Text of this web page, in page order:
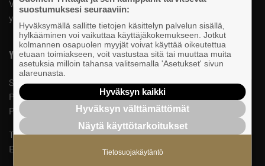
Valtakunnallista, alueellista ja paikallista vaikuttamista pk-
yrittäjien puolesta.
Yhteystiedot
Suomen Yrittäjät
PL 999, 00101 HELSINKI
Puhelinvaihde 09 229 221
Tietosuojaseloste ja evästeet
Evästeasetukset
suostumuksesi seuraaviin:
Hyväksymällä sallitte tietojen käsittelyn palvelun sisällä,
hylkääminen voi vaikuttaa käyttäjäkokemukseen. Jotkut
kolmannen osapuolen myyjät voivat käyttää oikeutettua
etuaan toimiakseen, voit vastustaa sitä tai muuttaa muita
asetuksia milloin tahansa valitsemalla 'Asetukset' sivun
alareunasta.
Hyväksyn kaikki
Hyväksyn välttämättömät
Näytä käyttötarkoitukset
Tietosuojakäytäntö